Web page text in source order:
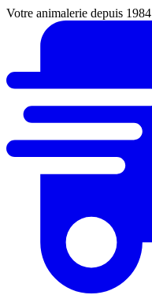
Votre animalerie depuis 1984